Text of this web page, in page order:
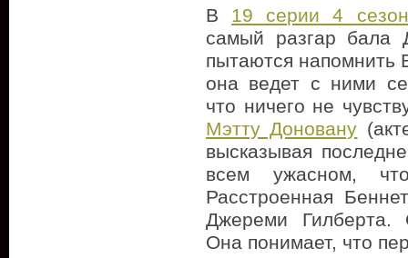
В 19 серии 4
самый разгар бала
пытаются напомнить
она ведет с ними
что ничего не
Мэтту Доновану
высказывая
всем ужасном,
Расстроенная
Джереми Гилберта.
Она понимает, что